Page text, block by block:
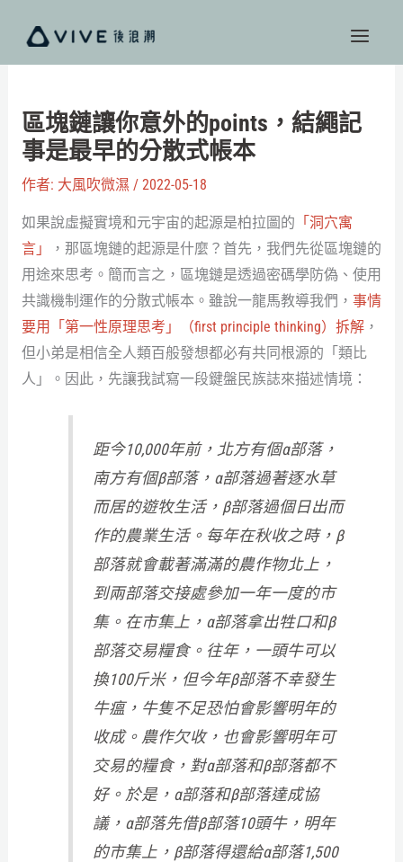
主
區塊鏈讓你意外的points，結繩記
事是最早的分散式帳本
作者: 大風吹微濕 / 2022-05-18
如果說虛擬實境和元宇宙的起源是柏拉圖的 「洞穴寓
言」
，那區塊鏈的起源是什麼？首先，我們先從區塊鏈的
用途來思考。簡而言之，區塊鏈是透過密碼學防偽、使用
共識機制運作的分散式帳本。雖說一龍馬教導我們， 事情
要用「第一性原理思考」（first principle thinking）拆解，
但小弟是相信全人類百般發想都必有共同根源的「類比
人」。因此，先讓我試寫一段鍵盤民族誌來描述情境：
距今10,000年前，北方有個α部落，
南方有個β部落，α部落過著逐水草
而居的遊牧生活，β部落過個日出而
作的農業生活。每年在秋收之時，β
部落就會載著滿滿的農作物北上，
到兩部落交接處參加一年一度的市
集。在市集上，α部落拿出牲口和β
部落交易糧食。往年，一頭牛可以
換100斤米，但今年β部落不幸發生
牛瘟，牛隻不足恐怕會影響明年的
收成。農作欠收，也會影響明年可
交易的糧食，對α部落和β部落都不
好。於是，α部落和β部落達成協
議，α部落先借β部落10頭牛，明年
的市集上，β部落得還給α部落1,500